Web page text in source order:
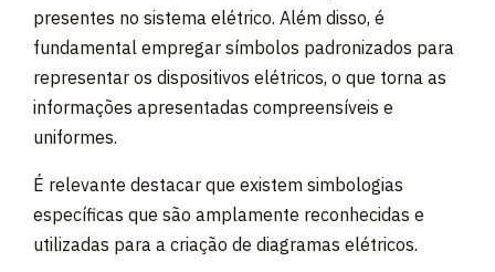
presentes no sistema elétrico. Além disso, é
fundamental empregar símbolos padronizados para
representar os dispositivos elétricos, o que torna as
informações apresentadas compreensíveis e
uniformes.
É relevante destacar que existem simbologias
específicas que são amplamente reconhecidas e
utilizadas para a criação de diagramas elétricos.